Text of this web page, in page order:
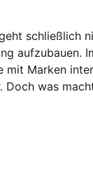
schließlich
aufzubauen.
mit Marken
Doch was